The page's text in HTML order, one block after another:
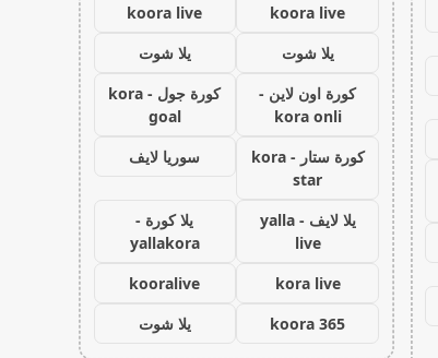
koora live
koora live
يلا شوت
يلا شوت
كورة اون لاين -
kora onli
كورة جول - kora
goal
كورة ستار - kora
star
سوريا لايف
يلا لايف - yalla
live
يلا كورة -
yallakora
kora live
kooralive
koora 365
يلا شوت